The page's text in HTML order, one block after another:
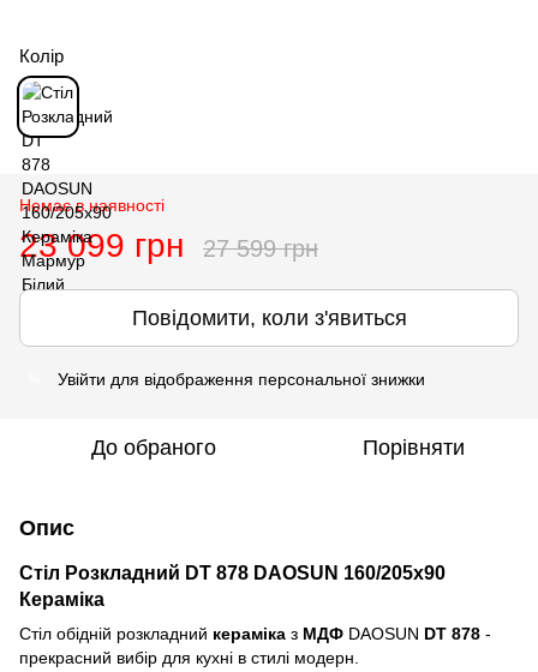
Колір
Немає в наявності
23 099 грн 27 599 грн
Повідомити, коли з'явиться
Увійти для відображення персональної знижки
До обраного Порівняти
Опис
Стіл Розкладний DT 878 DAOSUN 160/205x90
Кераміка
Стіл обідній розкладний кераміка з МДФ DAOSUN DT 878 -
прекрасний вибір для кухні в стилі модерн.